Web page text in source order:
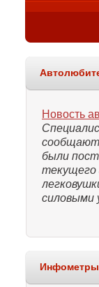
Новость
были
текущего
силовыми